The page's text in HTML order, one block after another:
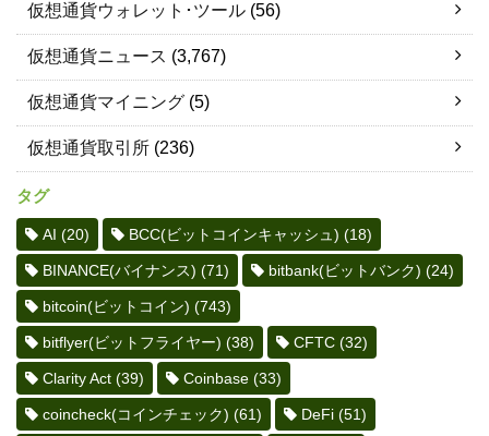
仮想通貨ウォレット･ツール (56)
仮想通貨ニュース (3,767)
仮想通貨マイニング (5)
仮想通貨取引所 (236)
タグ
AI (20) BCC(ビットコインキャッシュ) (18)
BINANCE(バイナンス) (71) bitbank(ビットバンク) (24)
bitcoin(ビットコイン) (743)
bitflyer(ビットフライヤー) (38) CFTC (32)
Clarity Act (39) Coinbase (33)
coincheck(コインチェック) (61) DeFi (51)